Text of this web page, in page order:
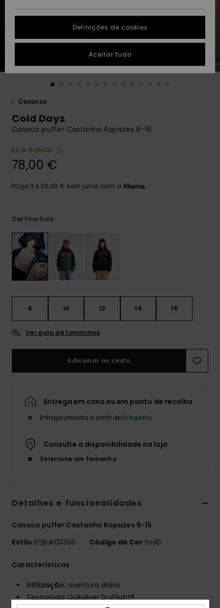
Coleções
Highlights
Guia de
tamanhos
conversa para
obteres a
resposta mais
nosso
PRESENTE
DESEJO
Casacos
Cold Days
Casaco puffer Castanho Rapazes 8-16
ECO-BONUS
78,00 €
Paga 3 x 26,00 € sem juros com a
Cor Pine Bark
8 10 12 14 16
Ver guia de tamanhos
Adicionar ao cesto
Entrega em casa ou em ponto de recolha
Entrega prevista a partir de10 Agosto
Consulte a disponibilidade na loja
Selecione um tamanho
Detalhes e funcionalidades
Casaco puffer Castanho Rapazes 8-16
Estilo EQBJK03360 Código de Cor tnd0
Características
Utilização: aventura diária
Tecnologia Quiksilver DryFlight®
Definições de cookies
Aceitar tudo